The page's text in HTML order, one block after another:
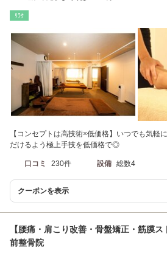
ﾘﾗｸ
【コンセプトは高技術×低価格】いつでも気軽
だけるよう極上手技を低価格で◎
口コミ 230件 設備 総数4
クーポンを表示
【腰痛・肩こり改善・骨盤矯正・筋膜
前整骨院